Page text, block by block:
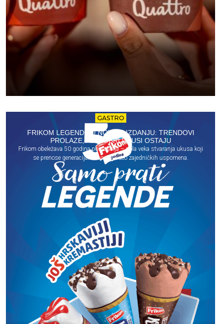
GASTRO
FRIKOM LEGENDE U NOVOM IZDANJU: TRENDOVI
PROLAZE, ALI DOBRI UKUSI OSTAJU
Frikom obeležava 50 godina postojanja – pola veka stvaranja ukusa koji
se prenose generacijama i ostaju deo zajedničkih uspomena.